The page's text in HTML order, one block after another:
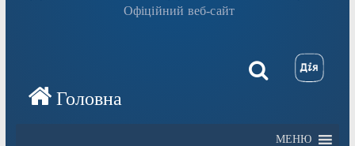
Офіційний веб-сайт
МЕНЮ